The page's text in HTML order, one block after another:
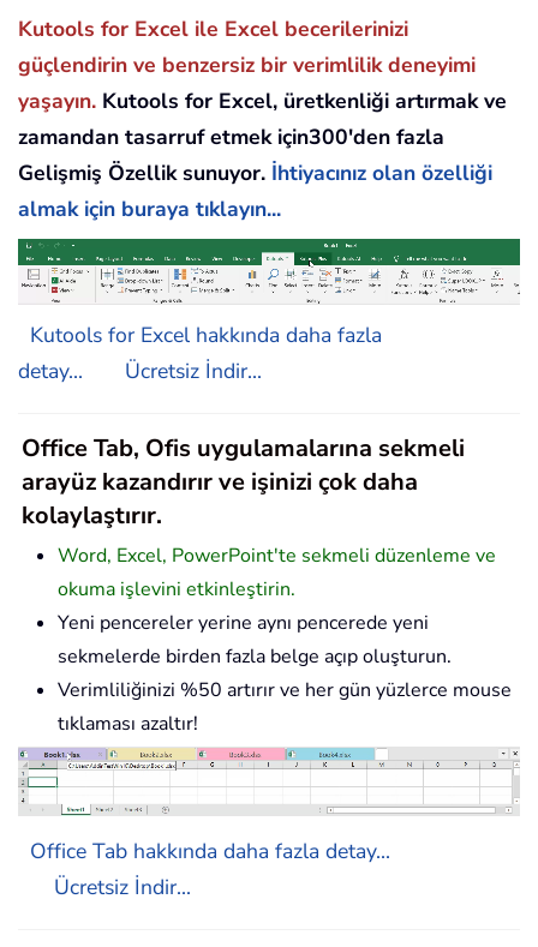
Kutools for Excel ile Excel becerilerinizi
güçlendirin ve benzersiz bir verimlilik deneyimi
yaşayın. Kutools for Excel, üretkenliği artırmak ve
zamandan tasarruf etmek için300'den fazla
Gelişmiş Özellik sunuyor. İhtiyacınız olan özelliği
almak için buraya tıklayın...
Kutools for Excel hakkında daha fazla
detay...
Ücretsiz İndir...
Office Tab, Ofis uygulamalarına sekmeli
arayüz kazandırır ve işinizi çok daha
kolaylaştırır.
Word, Excel, PowerPoint'te sekmeli düzenleme ve
okuma işlevini etkinleştirin.
Yeni pencereler yerine aynı pencerede yeni
sekmelerde birden fazla belge açıp oluşturun.
Verimliliğinizi %50 artırır ve her gün yüzlerce mouse
tıklaması azaltır!
Office Tab hakkında daha fazla detay...
Ücretsiz İndir...